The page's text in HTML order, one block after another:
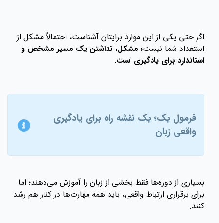
اگر حتی یکی از این موارد برایتان آشناست، احتمالاً مشکل از
استعداد شما نیست؛ مشکل، نداشتن یک مسیر مشخص و
استاندارد برای یادگیری است.
فرمول یک؛ یک نقشه راه برای یادگیری
واقعی زبان
بسیاری از دوره‌ها فقط بخشی از زبان را آموزش می‌دهند؛ اما
برای برقراری ارتباط واقعی، باید همه مهارت‌ها در کنار هم رشد
کنند.